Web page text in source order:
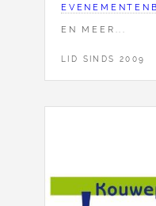
EN MEER...
LID SINDS 2009